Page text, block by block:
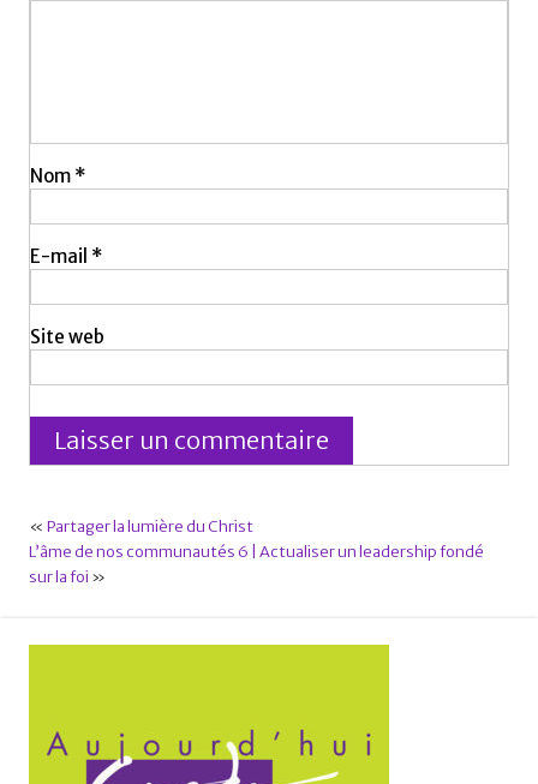
Nom *
E-mail *
Site web
« Partager la lumière du Christ
L’âme de nos communautés 6 | Actualiser un leadership fondé
sur la foi »